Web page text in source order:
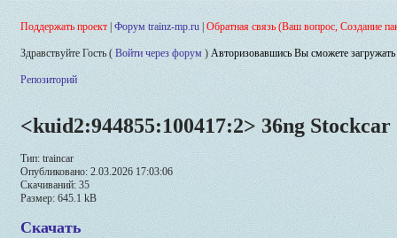
Поддержать проект Форум trainz-mp.ru Обратная связь (Ваш вопрос, Создание
Здравствуйте Гость ( Войти через форум ) Авторизовавшись Вы сможете
Репозиторий
<kuid2:944855:100417:2> 36ng
Тип: traincar
Опубликовано: 2.03.2026 17:03:06
Скачиваний: 35
Размер: 645.1 kB
Скачать